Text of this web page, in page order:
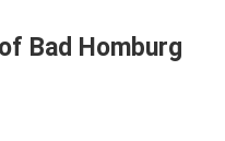
Bad Homburg